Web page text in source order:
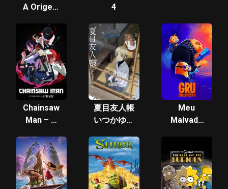
A Origem
4
Chainsaw
Man – O
Arco da
Reze
夏目友人帳
いつかゆき
Meu
Malvado